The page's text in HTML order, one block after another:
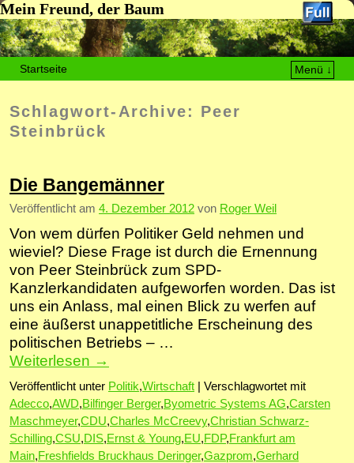
Mein Freund, der Baum
Startseite
Menü ↓
Schlagwort-Archive: Peer
Steinbrück
Die Bangemänner
Veröffentlicht am 4. Dezember 2012 von Roger Weil
Von wem dürfen Politiker Geld nehmen und
wieviel? Diese Frage ist durch die Ernennung
von Peer Steinbrück zum SPD-
Kanzlerkandidaten aufgeworfen worden. Das ist
uns ein Anlass, mal einen Blick zu werfen auf
eine äußerst unappetitliche Erscheinung des
politischen Betriebs – …
Weiterlesen →
Veröffentlicht unter Politik,Wirtschaft
Verschlagwortet mit
Adecco,AWD,Bilfinger Berger,Byometric Systems AG,Carsten
Maschmeyer,CDU,Charles McCreevy,Christian Schwarz-
Schilling,CSU,DIS,Ernst & Young,EU,FDP,Frankfurt am
Main,Freshfields Bruckhaus Deringer,Gazprom,Gerhard